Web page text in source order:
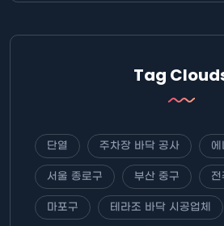
Tag
단열 주차장 바닥 공사
서울 종로구 부산 중구
마포구 테라조 바닥 시공업체